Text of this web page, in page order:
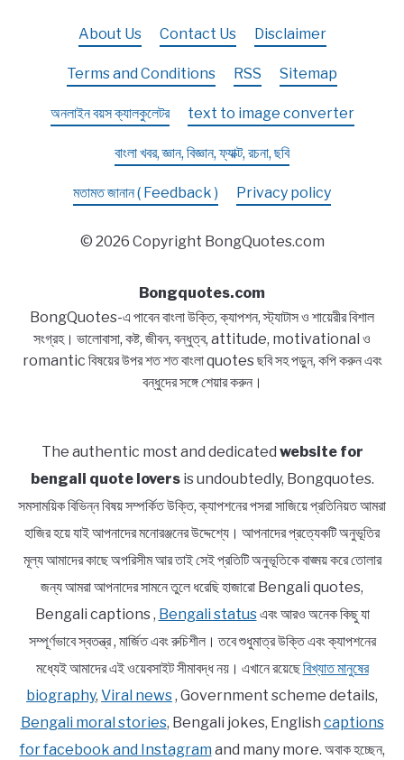
About Us Contact Us Disclaimer
Terms and Conditions RSS Sitemap
অনলাইন বয়স ক্যালকুলেটর text to image converter
বাংলা খবর, জ্ঞান, বিজ্ঞান, ফ্যাক্ট, রচনা, ছবি
মতামত জানান ( Feedback ) Privacy policy
© 2026 Copyright BongQuotes.com
Bongquotes.com
BongQuotes-এ পাবেন বাংলা উক্তি, ক্যাপশন, স্ট্যাটাস ও শায়েরীর বিশাল
সংগ্রহ। ভালোবাসা, কষ্ট, জীবন, বন্ধুত্ব, attitude, motivational ও
romantic বিষয়ের উপর শত শত বাংলা quotes ছবি সহ পড়ুন, কপি করুন এবং
বন্ধুদের সঙ্গে শেয়ার করুন।
The authentic most and dedicated website for
bengali quote loversis undoubtedly, Bongquotes.
সমসাময়িক বিভিন্ন বিষয় সম্পর্কিত উক্তি, ক্যাপশনের পসরা সাজিয়ে প্রতিনিয়ত আমরা
হাজির হয়ে যাই আপনাদের মনোরঞ্জনের উদ্দেশ্যে। আপনাদের প্রত্যেকটি অনুভূতির
মূল্য আমাদের কাছে অপরিসীম আর তাই সেই প্রতিটি অনুভূতিকে বাঙ্ময় করে তোলার
জন্য আমরা আপনাদের সামনে তুলে ধরেছি হাজারো Bengali quotes,
Bengali captions , Bengali statusএবং আরও অনেক কিছু যা
সম্পূর্ণভাবে স্বতন্ত্র , মার্জিত এবং রুচিশীল। তবে শুধুমাত্র উক্তি এবং ক্যাপশনের
মধ্যেই আমাদের এই ওয়েবসাইট সীমাবদ্ধ নয়। এখানে রয়েছেবিখ্যাত মানুষের
biography, Viral news, Government scheme details,
Bengali moral stories, Bengali jokes, English captions
for facebook and Instagram and many more. অবাক হচ্ছেন,